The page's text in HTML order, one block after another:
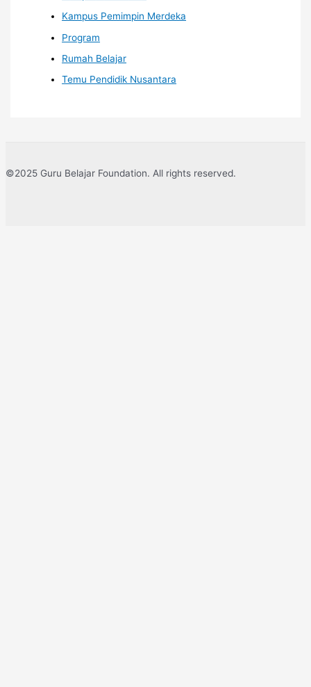
Kampus Pemimpin Merdeka
Program
Rumah Belajar
Temu Pendidik Nusantara
©2025 Guru Belajar Foundation. All rights reserved.